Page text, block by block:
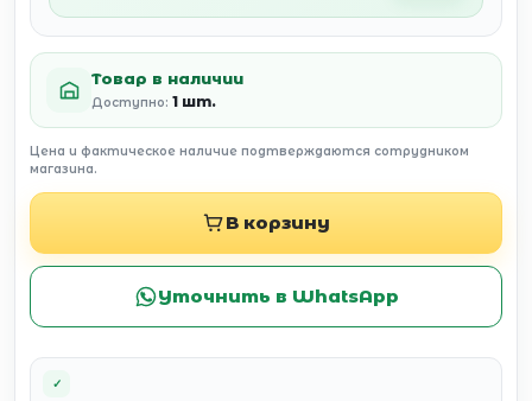
Товар в наличии
Доступно: 1 шт.
Цена и фактическое наличие подтверждаются сотрудником
магазина.
В корзину
Уточнить в WhatsApp
✓